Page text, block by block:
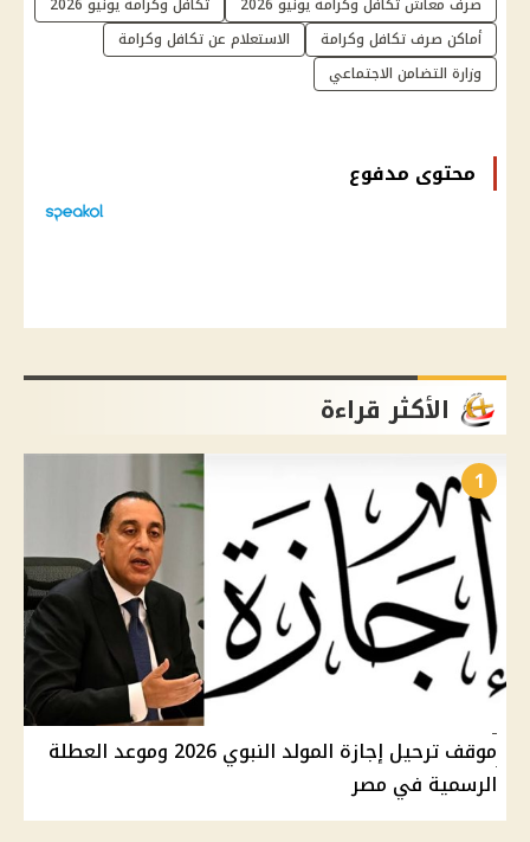
أماكن صرف تكافل وكرامة
الاستعلام عن تكافل وكرامة
وزارة التضامن الاجتماعي
محتوى مدفوع
الأكثر قراءة
1
موقف ترحيل إجازة المولد النبوي 2026 وموعد العطلة
الرسمية في مصر